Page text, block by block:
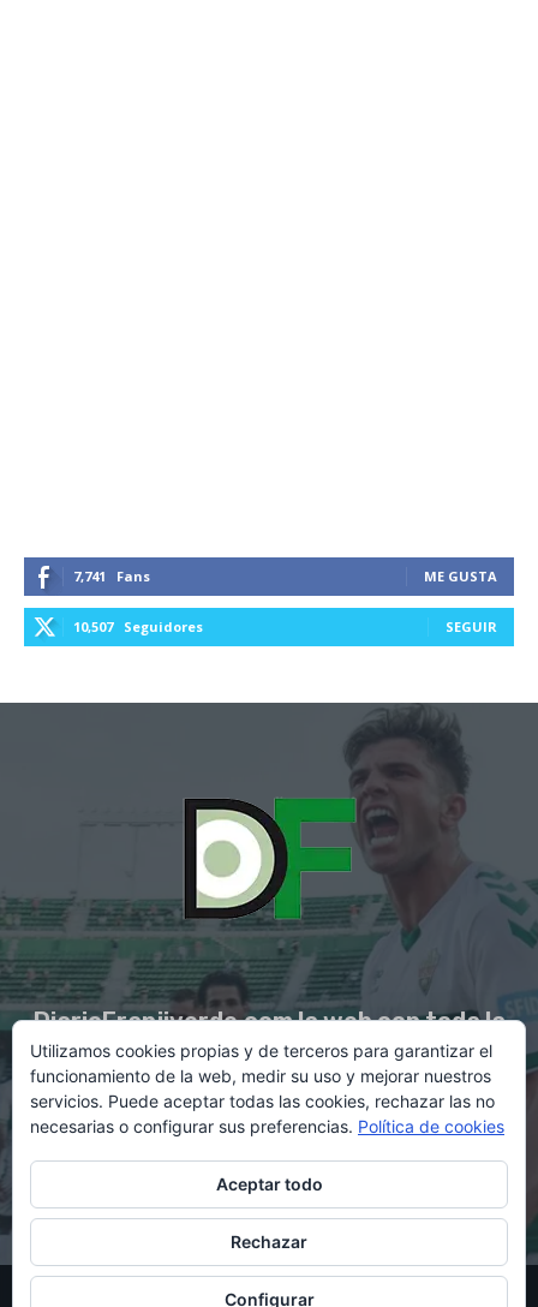
7,741 Fans ME GUSTA
10,507 Seguidores SEGUIR
DiarioFranjiverde.com la web con toda la
información del Elche C.F.
Contacto en:diario@franjiverde.com
© Copyright 2021 - Gestión y diseño por Rubén Maestre
Utilizamos cookies propias y de terceros para garantizar el
funcionamiento de la web, medir su uso y mejorar nuestros
servicios. Puede aceptar todas las cookies, rechazar las no
necesarias o configurar sus preferencias. Política de cookies
Aceptar todo
Rechazar
Configurar